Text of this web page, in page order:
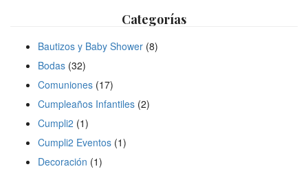
Categorías
Bautizos y Baby Shower (8)
Bodas (32)
Comuniones (17)
Cumpleaños Infantiles (2)
Cumpli2 (1)
Cumpli2 Eventos (1)
Decoración (1)